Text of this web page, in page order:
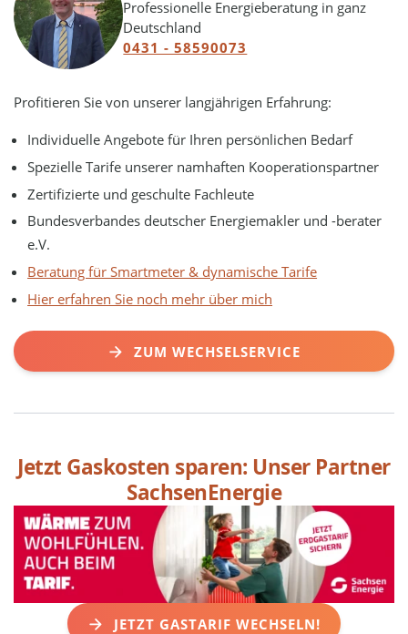
Professionelle Energieberatung in ganz
Deutschland
0431 - 58590073
Profitieren Sie von unserer langjährigen Erfahrung:
Individuelle Angebote für Ihren persönlichen Bedarf
Spezielle Tarife unserer namhaften Kooperationspartner
Zertifizierte und geschulte Fachleute
Bundesverbandes deutscher Energiemakler und -berater
e.V.
Beratung für Smartmeter & dynamische Tarife
Hier erfahren Sie noch mehr über mich
ZUM WECHSELSERVICE
Jetzt Gaskosten sparen: Unser Partner
SachsenEnergie
JETZT GASTARIF WECHSELN!